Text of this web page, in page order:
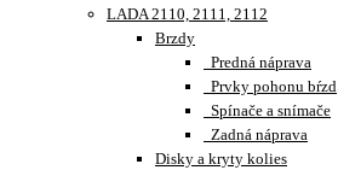
LADA 2110, 2111, 2112
Brzdy
Predná náprava
Prvky pohonu bŕzd
Spínače a snímače
Zadná náprava
Disky a kryty kolies